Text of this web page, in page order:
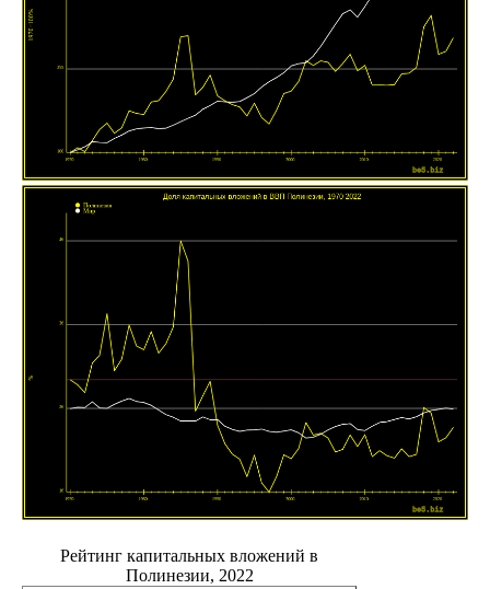
Рейтинг капитальных вложений в
Полинезии, 2022